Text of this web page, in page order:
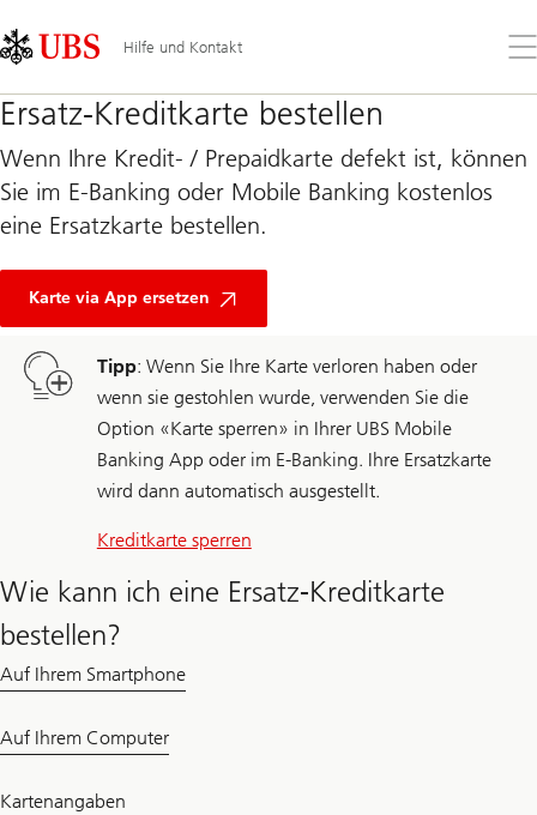
Links
Area
Hilfe und Kontakt
Sie
Ersatz-Kreditkarte bestellen
Wenn Ihre Kredit- / Prepaidkarte defekt ist, können
Sie im E-Banking oder Mobile Banking kostenlos
eine Ersatzkarte bestellen.
Karte via App ersetzen
Tipp: Wenn Sie Ihre Karte verloren haben oder
wenn sie gestohlen wurde, verwenden Sie die
Option «Karte sperren» in Ihrer UBS Mobile
Banking App oder im E-Banking. Ihre Ersatzkarte
wird dann automatisch ausgestellt.
Kreditkarte sperren
Wie kann ich eine Ersatz-Kreditkarte
bestellen?
Auf Ihrem Smartphone
Auf Ihrem Computer
Kartenangaben